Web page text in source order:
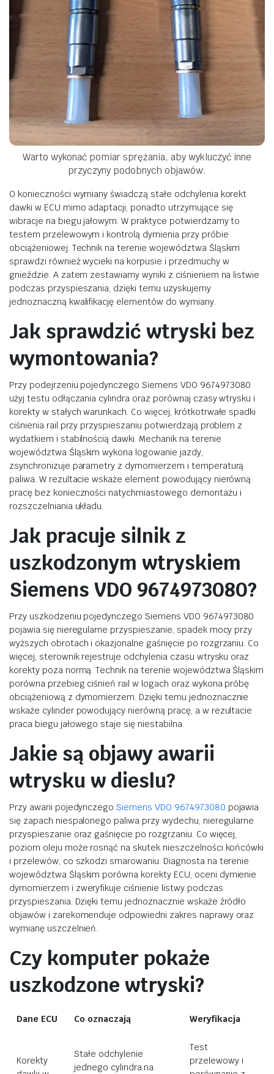
Warto wykonać pomiar sprężania, aby wykluczyć inne
przyczyny podobnych objawów.
O konieczności wymiany świadczą stałe odchylenia korekt
dawki w ECU mimo adaptacji, ponadto utrzymujące się
wibracje na biegu jałowym. W praktyce potwierdzamy to
testem przelewowym i kontrolą dymienia przy próbie
obciążeniowej. Technik na terenie województwa Śląskim
sprawdzi również wycieki na korpusie i przedmuchy w
gnieździe. A zatem zestawiamy wyniki z ciśnieniem na listwie
podczas przyspieszania, dzięki temu uzyskujemy
jednoznaczną kwalifikację elementów do wymiany.
Jak sprawdzić wtryski bez
wymontowania?
Przy podejrzeniu pojedynczego Siemens VDO 9674973080
użyj testu odłączania cylindra oraz porównaj czasy wtrysku i
korekty w stałych warunkach. Co więcej, krótkotrwałe spadki
ciśnienia rail przy przyspieszaniu potwierdzają problem z
wydatkiem i stabilnością dawki. Mechanik na terenie
województwa Śląskim wykona logowanie jazdy,
zsynchronizuje parametry z dymomierzem i temperaturą
paliwa. W rezultacie wskaże element powodujący nierówną
pracę bez konieczności natychmiastowego demontażu i
rozszczelniania układu.
Jak pracuje silnik z
uszkodzonym wtryskiem
Siemens VDO 9674973080?
Przy uszkodzeniu pojedynczego Siemens VDO 9674973080
pojawia się nieregularne przyspieszanie, spadek mocy przy
wyższych obrotach i okazjonalne gaśnięcie po rozgrzaniu. Co
więcej, sterownik rejestruje odchylenia czasu wtrysku oraz
korekty poza normą. Technik na terenie województwa Śląskim
porówna przebieg ciśnień rail w logach oraz wykona próbę
obciążeniową z dymomierzem. Dzięki temu jednoznacznie
wskaże cylinder powodujący nierówną pracę, a w rezultacie
praca biegu jałowego staje się niestabilna.
Jakie są objawy awarii
wtrysku w dieslu?
Przy awarii pojedynczegoSiemens VDO 9674973080 pojawia
się zapach niespalonego paliwa przy wydechu, nieregularne
przyspieszanie oraz gaśnięcie po rozgrzaniu. Co więcej,
poziom oleju może rosnąć na skutek nieszczelności końcówki
i przelewów, co szkodzi smarowaniu. Diagnosta na terenie
województwa Śląskim porówna korekty ECU, oceni dymienie
dymomierzem i zweryfikuje ciśnienie listwy podczas
przyspieszania. Dzięki temu jednoznacznie wskaże źródło
objawów i zarekomenduje odpowiedni zakres naprawy oraz
wymianę uszczelnień.
Czy komputer pokaże
uszkodzone wtryski?
Dane ECU Co oznaczają Weryfikacja
Korekty
Stałe odchylenie
jednego cylindra na
Test
przelewowy i